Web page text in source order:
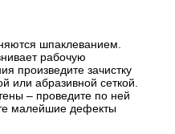
шпаклеванием.
рабочую
произведите зачистку
или абразивной сеткой.
– проведите по ней
малейшие дефекты